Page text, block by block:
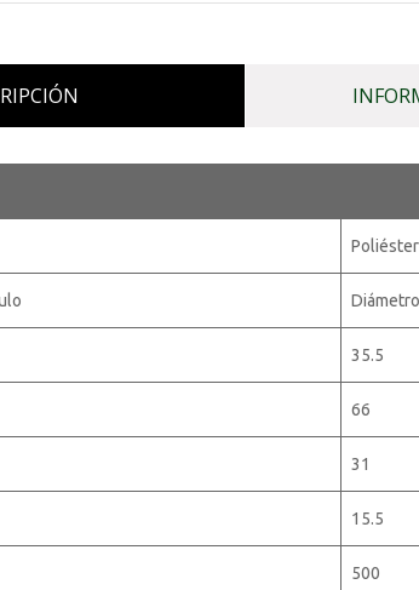
Poliéster
35.5
66
31
15.5
500